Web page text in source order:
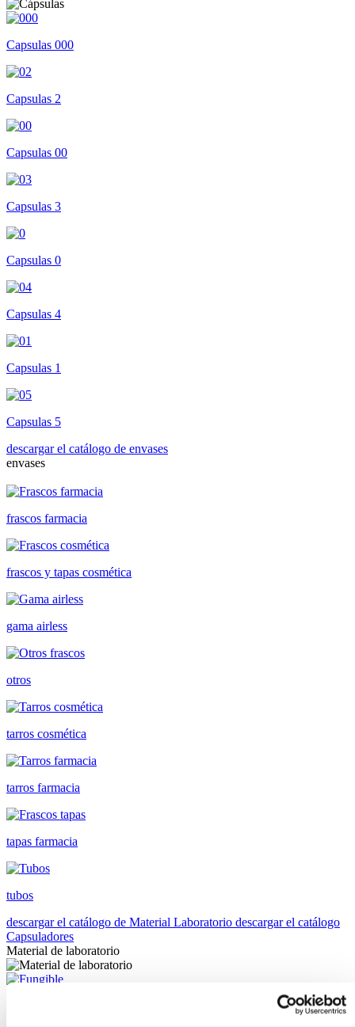
Capsulas 000
Capsulas 2
Capsulas 00
Capsulas 3
Capsulas 0
Capsulas 4
Capsulas 1
Capsulas 5
descargar el catálogo de envases
envases
frascos farmacia
frascos y tapas cosmética
gama airless
otros
tarros cosmética
tarros farmacia
tapas farmacia
tubos
descargar el catálogo de Material Laboratorio descargar el catálogo
Capsuladores
Material de laboratorio